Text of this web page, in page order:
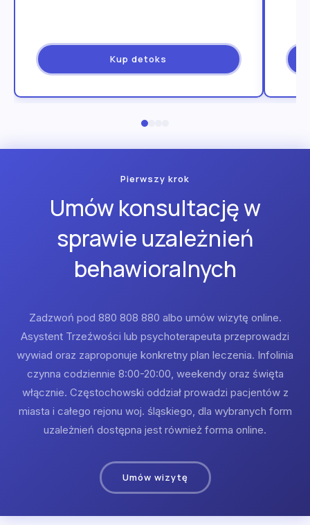
Kup detoks
Pierwszy krok
Umów konsultację w
sprawie uzależnień
behawioralnych
Zadzwoń pod 880 808 880 albo umów wizytę online.
Asystent Trzeźwości lub psychoterapeuta przeprowadzi
wywiad oraz zaproponuje konkretny plan leczenia. Infolinia
czynna codziennie 8:00-20:00, weekendy oraz święta
włącznie. Częstochowski oddział prowadzi pacjentów z
miasta i całego rejonu woj. śląskiego, dla wybranych form
uzależnień dostępna jest również forma online.
Umów wizytę